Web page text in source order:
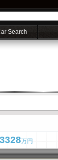
Search
3328万円